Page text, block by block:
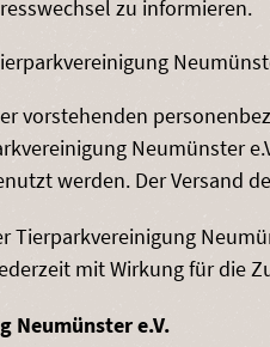
zu informieren.
vorstehenden
Neumünster
werden. Der Versand
Tierparkvereinigung
mit Wirkung für die
Neumünster e.V.